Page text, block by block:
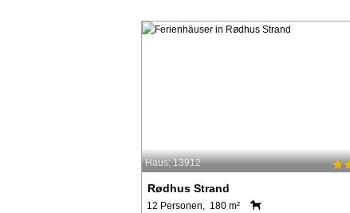
Haus: 13912
Rødhus Strand
12 Personen, 180 m²